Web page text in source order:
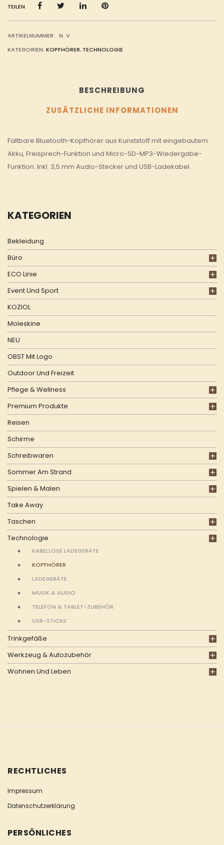
KATEGORIEN
Bekleidung
Büro
ECO Linie
Event Und Sport
KOZIOL
Moleskine
NEU
OBST Mit Logo
Outdoor Und Freizeit
Pflege & Wellness
Premium Produkte
Reisen
Schirme
Schreibwaren
Sommer Am Strand
Spielen & Malen
Take Away
Taschen
Technologie
KABELLOSE LADEGERÄTE
KOPFHÖRER
LADEGERÄTE
MUSIK & AUDIO
TELEFON & TABLET-ZUBEHÖR
USB-STICKS
Trinkgefäße
Werkzeug & Autozubehör
Wohnen Und Leben
TEILEN
ARTIKELNUMMER: N. V.
KATEGORIEN: KOPFHÖRER, TECHNOLOGIE
BESCHREIBUNG
ZUSÄTZLICHE INFORMATIONEN
Faltbare Bluetooth-Kopfhörer aus Kunststoff mit eingebautem
Akku, Freisprech-Funktion und Micro-SD-MP3-Wiedergabe-
Funktion. Inkl. 3,5 mm Audio-Stecker und USB-Ladekabel.
RECHTLICHES
Impressum
Datenschutzerklärung
PERSÖNLICHES